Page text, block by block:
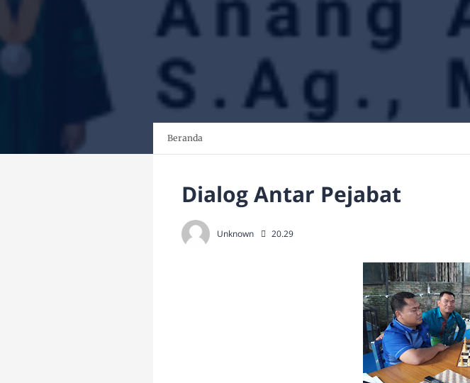
Beranda
Dialog Antar Pejabat
Unknown 20.29